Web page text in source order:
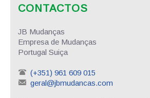
CONTACTOS
JB Mudanças
Empresa de Mudanças
Portugal Suiça
(+351) 961 609 015
geral@jbmudancas.com